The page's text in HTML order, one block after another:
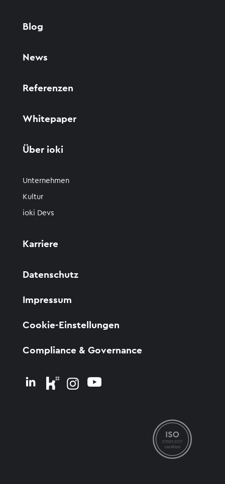
Blog
News
Referenzen
Whitepaper
Über ioki
Unternehmen
Kultur
ioki Devs
Karriere
Datenschutz
Impressum
Cookie-Einstellungen
Compliance & Governance